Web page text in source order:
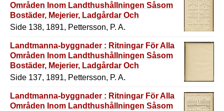
Områden Inom Landthushållningen Såsom
Bostäder, Mejerier, Ladgårdar Och
Redskapshus M.M.
Side 138, 1891, Pettersson, P. A.
Landtmanna-byggnader : Ritningar För Alla
Områden Inom Landthushållningen Såsom
Bostäder, Mejerier, Ladgårdar Och
Redskapshus M.M.
Side 137, 1891, Pettersson, P. A.
Landtmanna-byggnader : Ritningar För Alla
Områden Inom Landthushållningen Såsom